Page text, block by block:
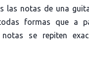
las notas de una
formas que a
se repiten